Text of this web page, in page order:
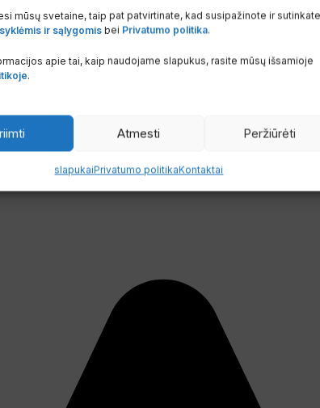
mūsų svetaine, taip pat patvirtinate, kad susipažinote ir sutinkate
ir sąlygomisbei Privatumo politika.
apie tai, kaip naudojame slapukus, rasite mūsų išsamioje
.
Atmesti Peržiūrėti
slapukaiPrivatumo politikaKontaktai